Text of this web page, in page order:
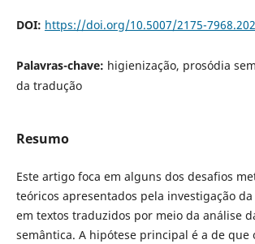
DOI: https://doi.org/10.5007/2175-
Palavras-chave: higienização, prosódia
da tradução
Resumo
Este artigo foca em alguns dos desafios
teóricos apresentados pela investigação
em textos traduzidos por meio da análise
semântica. A hipótese principal é a de que